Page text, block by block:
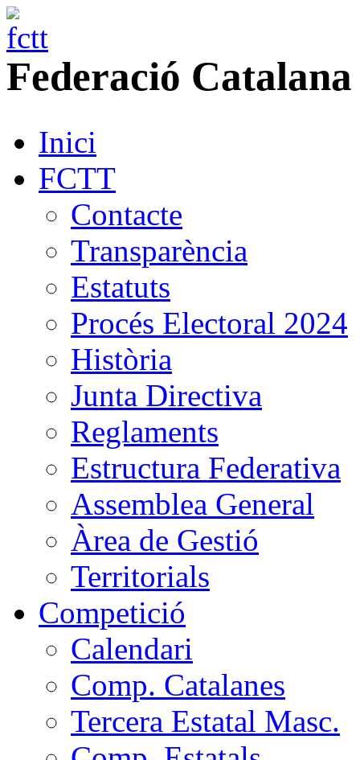
Federació Catalana
Inici
FCTT
Contacte
Transparència
Estatuts
Procés Electoral 2024
Història
Junta Directiva
Reglaments
Estructura Federativa
Assemblea General
Àrea de Gestió
Territorials
Competició
Calendari
Comp. Catalanes
Tercera Estatal Masc.